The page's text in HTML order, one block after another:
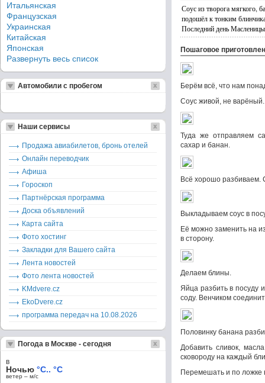
Соус из творога мягкого,
подошёл к тонким
Последний день
Пошаговое
Берём всё, что нам
Соус живой, не
Туда же отправляем
сахар и банан.
Всё хорошо разбиваем.
Выкладываем соус в
Её можно заменить на
в сторону.
Делаем блины.
Яйца разбить в посуду
соду. Венчиком
Половинку банана
Добавить сливок,
сковороду на каждый
Перемешать и по ложке
Итальянская
Французская
Украинская
Китайская
Японская
Развернуть весь список
Автомобили с пробегом
Наши сервисы
Продажа авиабилетов, бронь отелей
Онлайн переводчик
Афиша
Гороскоп
Партнёрская программа
Доска объявлений
Карта сайта
Фото хостинг
Закладки для Вашего сайта
Лента новостей
Фото лента новостей
KMdvere.cz
EkoDvere.cz
программа передач на 10.08.2026
Погода в Москве - сегодня
в
Ночью °C.. °C
ветер – м/c